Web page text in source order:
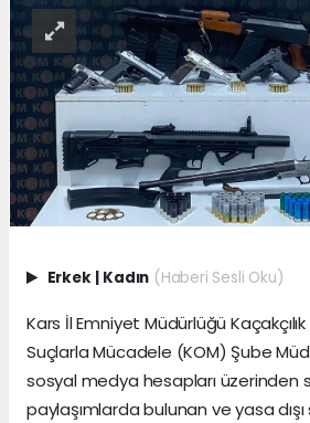
Erkek Kadın (Haberi Sesli Oku)
Kars İl Emniyet Müdürlüğü
Suçlarla Mücadele (KOM) Şube
sosyal medya hesapları üzerinden
paylaşımlarda bulunan ve yasa